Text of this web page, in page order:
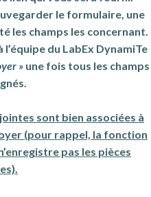
le formulaire, une
les champs les concernant.
du LabEx DynamiTe
» une fois tous les champs
sont bien associées à
(pour rappel, la fonction
pas les pièces